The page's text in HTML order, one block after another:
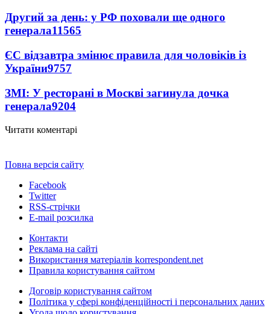
Другий за день: у РФ поховали ще одного
генерала11565
ЄС відзавтра змінює правила для чоловіків із
України9757
ЗМІ: У ресторані в Москві загинула дочка
генерала9204
Читати коментарі
Повна версія сайту
Facebook
Twitter
RSS-стрічки
E-mail розсилка
Контакти
Реклама на сайті
Використання матеріалів korrespondent.net
Правила користування сайтом
Договір користування сайтом
Політика у сфері конфіденційності і персональних даних